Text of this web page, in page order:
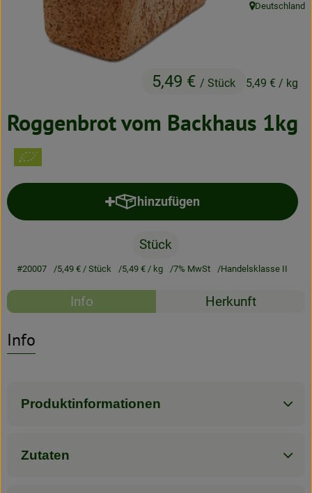
Obst & Gemüse
Frisches
Über uns
Rezeptarchiv
Roggenbrot vom Backhaus 1kg
5,49 € / Stück 5,49 € / kg
, Herkunft:
Deutschland
hinzufügen
Produkt zum Warenkorb
Stück
#20007 5,49 €/ Stück 5,49 €/ kg 7% MwSt Handelsklasse II
Rezepte
Info Herkunft
Info
Produktinformationen
Zutaten